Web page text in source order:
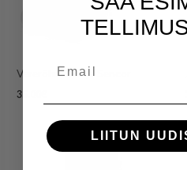
Vererõhumõõtja Sencor
35.00
LIITUN